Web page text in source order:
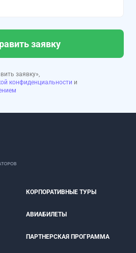
заявку
заявку»,
конфиденциальности и
КОРПОРАТИВНЫЕ ТУРЫ
АВИАБИЛЕТЫ
ПАРТНЕРСКАЯ ПРОГРАММА